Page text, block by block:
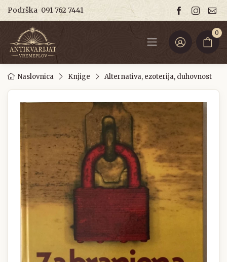
Podrška 091 762 7441
0
Naslovnica Knjige Alternativa, ezoterija, duhovnost